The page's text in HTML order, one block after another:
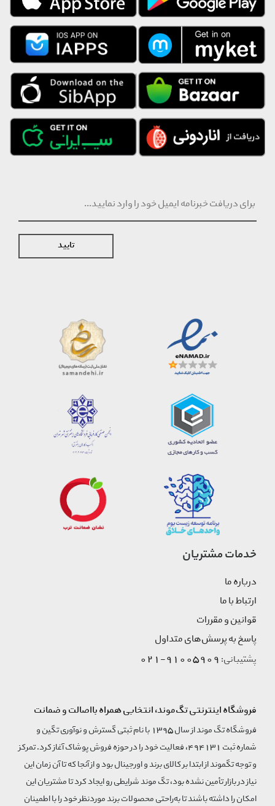
نکته قابل توجه
ملاک رنگ محصول، تصاویر است و
عنوان رنگ فقط نمایشی است.
توضیحات
با توجه به شرایط خاص تامین کننده این برند، انصراف از خرید حداکثر ظرف
مدت ۲۴ ساعت از زمان سفارش و تعویض و مرجوع تا ۲۴ ساعت پس از
دریافت محصول، امکان پذیر است. ارسال این محصول به صورت جداگانه و
از سمت تامین کننده انجام خواهد شد.
تایید
خدمات مشتریان
درباره ما
ارتباط با ما
قوانین و مقررات
پاسخ به پرسش‌های متداول
پشتیبانی: 91005909-021
فروشگاه اینترنتی تگ‌موند، انتخابی همراه بااصالت و ضمانت
فروشگاه تگ موند از سال 1395 با نام ثبتی گسترش و نوآوری تگین و
شماره ثبت 494131، فعالیت خود را در حوزه فروش پوشاک آغاز کرد. تمرکز
و توجه تگموند از ابتدا بر کالای برند و اورجینال بود و از آنجا که تا آن زمان این
نیاز در بازار تأمین نشده بود، تگ موند شرایطی رو ایجاد کرد تا مشتریان این
امکان را داشته باشند تا به‌راحتی محصولات برند مورد‌نظر خود را با اطمینان